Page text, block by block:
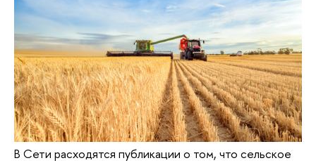
В Сети расходятся публикации о том, что сельское